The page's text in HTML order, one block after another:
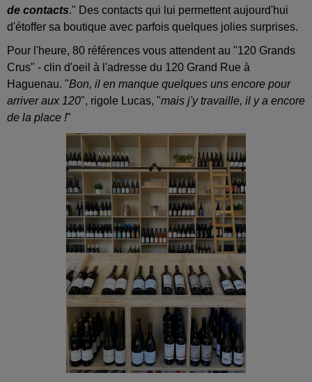
de contacts." Des contacts qui lui permettent aujourd'hui
d'étoffer sa boutique avec parfois quelques jolies surprises.
Pour l'heure, 80 références vous attendent au "120 Grands
Crus" - clin d'oeil à l'adresse du 120 Grand Rue à
Haguenau. "Bon, il en manque quelques uns encore pour
arriver aux 120", rigole Lucas, "mais j'y travaille, il y a encore
de la place !"